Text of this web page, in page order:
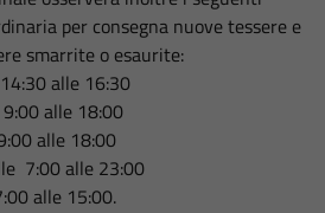
per consegna nuove tessere e
smarrite o esaurite:
alle 16:30
alle 18:00
alle 18:00
7:00 alle 23:00
alle 15:00.